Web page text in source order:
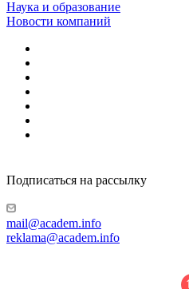
Наука и образование
Новости компаний
Подписаться на рассылку
mail@academ.info
reklama@academ.info